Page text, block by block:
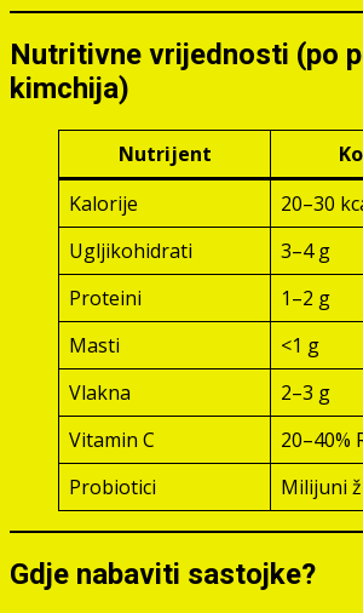
Nutritivne vrijednosti (po
kimchija)
Nutrijent
Kalorije
20–30
Ugljikohidrati
3–4 g
Proteini
1–2 g
Masti
<1 g
Vlakna
2–3 g
Vitamin C
20–40%
Probiotici
Milijuni
Gdje nabaviti sastojke?